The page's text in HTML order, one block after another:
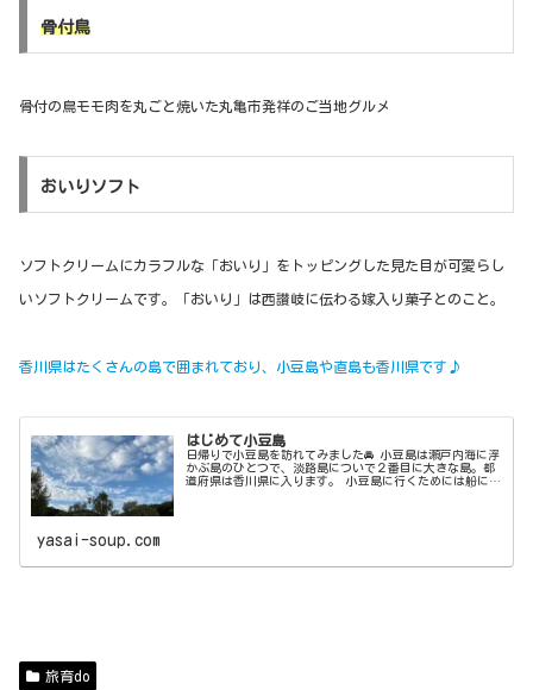
骨付鳥
骨付の鳥モモ肉を丸ごと焼いた丸亀市発祥のご当地グルメ
おいりソフト
ソフトクリームにカラフルな「おいり」をトッピングした見た目が可愛らし
いソフトクリームです。「おいり」は西讃岐に伝わる嫁入り菓子とのこと。
香川県はたくさんの島で囲まれており、小豆島や直島も香川県です♪
はじめて小豆島
日帰りで小豆島を訪れてみました🚘 小豆島は瀬戸内海に浮
かぶ島のひとつで、淡路島についで２番目に大きな島。都
道府県は香川県に入ります。 小豆島に行くためには船に乗
yasai-soup.com
旅育do